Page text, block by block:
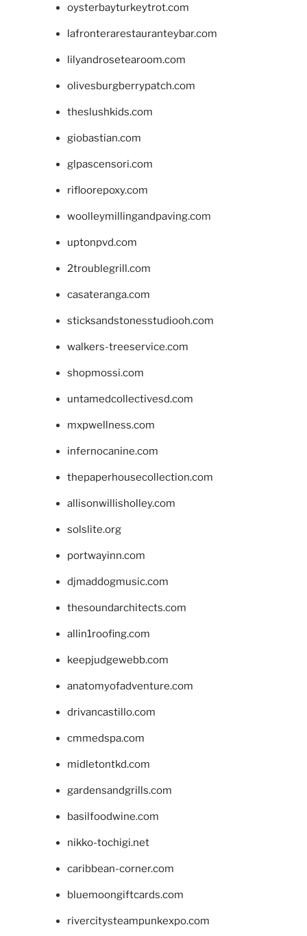
oysterbayturkeytrot.com
lafronterarestauranteybar.com
lilyandrosetearoom.com
olivesburgberrypatch.com
theslushkids.com
giobastian.com
glpascensori.com
rifloorepoxy.com
woolleymillingandpaving.com
uptonpvd.com
2troublegrill.com
casateranga.com
sticksandstonesstudiooh.com
walkers-treeservice.com
shopmossi.com
untamedcollectivesd.com
mxpwellness.com
infernocanine.com
thepaperhousecollection.com
allisonwillisholley.com
solslite.org
portwayinn.com
djmaddogmusic.com
thesoundarchitects.com
allin1roofing.com
keepjudgewebb.com
anatomyofadventure.com
drivancastillo.com
cmmedspa.com
midletontkd.com
gardensandgrills.com
basilfoodwine.com
nikko-tochigi.net
caribbean-corner.com
bluemoongiftcards.com
rivercitysteampunkexpo.com